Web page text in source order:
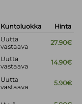
Kuntoluokka Hinta
Uutta
vastaava
27.90€
Uutta
vastaava
14.90€
Uutta
vastaava
5.90€